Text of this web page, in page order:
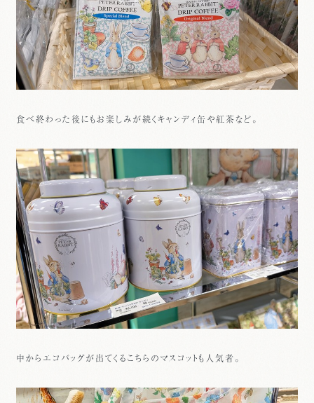
食べ終わった後にもお楽しみが続くキャンディ缶や紅茶など。
中からエコバッグが出てくるこちらのマスコットも人気者。